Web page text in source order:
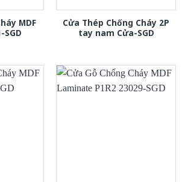
MDF
Cửa Thép Chống Cháy 2P
tay nam Cửa-SGD